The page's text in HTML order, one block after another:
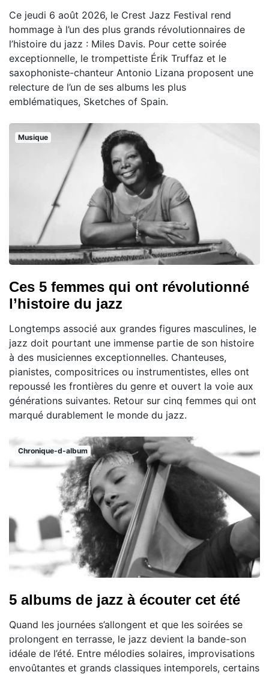
Ce jeudi 6 août 2026, le Crest Jazz Festival rend
hommage à l’un des plus grands révolutionnaires de
l’histoire du jazz : Miles Davis. Pour cette soirée
exceptionnelle, le trompettiste Érik Truffaz et le
saxophoniste-chanteur Antonio Lizana proposent une
relecture de l’un de ses albums les plus
emblématiques, Sketches of Spain.
Musique
Ces 5 femmes qui ont révolutionné
l’histoire du jazz
Longtemps associé aux grandes figures masculines, le
jazz doit pourtant une immense partie de son histoire
à des musiciennes exceptionnelles. Chanteuses,
pianistes, compositrices ou instrumentistes, elles ont
repoussé les frontières du genre et ouvert la voie aux
générations suivantes. Retour sur cinq femmes qui ont
marqué durablement le monde du jazz.
Chronique-d-album
5 albums de jazz à écouter cet été
Quand les journées s’allongent et que les soirées se
prolongent en terrasse, le jazz devient la bande-son
idéale de l’été. Entre mélodies solaires, improvisations
envoûtantes et grands classiques intemporels, certains